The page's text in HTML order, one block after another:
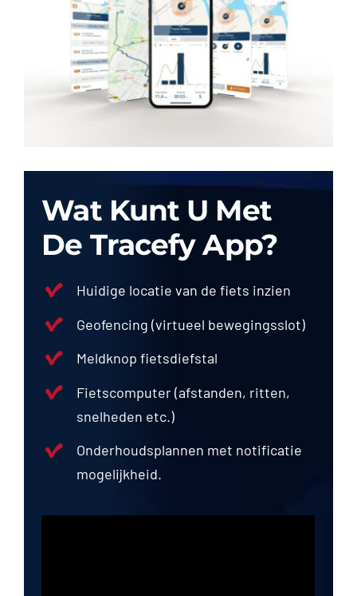
Wat Kunt U Met
De Tracefy App?
Huidige locatie van de fiets inzien
Geofencing (virtueel bewegingsslot)
Meldknop fietsdiefstal
Fietscomputer (afstanden, ritten,
snelheden etc.)
Onderhoudsplannen met notificatie
mogelijkheid.